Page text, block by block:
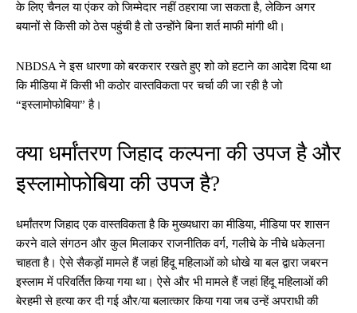
के लिए चैनल या एंकर को जिम्मेदार नहीं ठहराया जा सकता है, लेकिन अगर
बयानों से किसी को ठेस पहुंची है तो उन्होंने बिना शर्त माफी मांगी थी।
NBDSA ने इस धारणा को बरकरार रखते हुए शो को हटाने का आदेश दिया था
कि मीडिया में किसी भी कठोर वास्तविकता पर चर्चा की जा रही है जो
“इस्लामोफोबिया” है।
क्या धर्मांतरण जिहाद कल्पना की उपज है और
इस्लामोफोबिया की उपज है?
धर्मांतरण जिहाद एक वास्तविकता है कि मुख्यधारा का मीडिया, मीडिया पर शासन
करने वाले संगठन और कुल मिलाकर राजनीतिक वर्ग, गलीचे के नीचे धकेलना
चाहता है। ऐसे सैकड़ों मामले हैं जहां हिंदू महिलाओं को धोखे या बल द्वारा जबरन
इस्लाम में परिवर्तित किया गया था। ऐसे और भी मामले हैं जहां हिंदू महिलाओं की
बेरहमी से हत्या कर दी गई और/या बलात्कार किया गया जब उन्हें अपराधी की